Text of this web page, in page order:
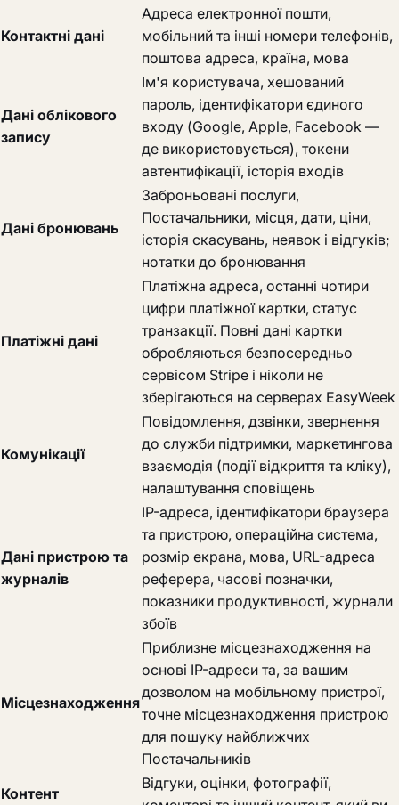
Контактні дані
Адреса електронної пошти,
мобільний та інші номери телефонів,
поштова адреса, країна, мова
Дані облікового
запису
Ім'я користувача, хешований
пароль, ідентифікатори єдиного
входу (Google, Apple, Facebook —
де використовується), токени
автентифікації, історія входів
Дані бронювань
Заброньовані послуги,
Постачальники, місця, дати, ціни,
історія скасувань, неявок і відгуків;
нотатки до бронювання
Платіжні дані
Платіжна адреса, останні чотири
цифри платіжної картки, статус
транзакції. Повні дані картки
обробляються безпосередньо
сервісом Stripe і ніколи не
зберігаються на серверах EasyWeek
Комунікації
Повідомлення, дзвінки, звернення
до служби підтримки, маркетингова
взаємодія (події відкриття та кліку),
налаштування сповіщень
Дані пристрою та
журналів
IP-адреса, ідентифікатори браузера
та пристрою, операційна система,
розмір екрана, мова, URL-адреса
реферера, часові позначки,
показники продуктивності, журнали
збоїв
Місцезнаходження
Приблизне місцезнаходження на
основі IP-адреси та, за вашим
дозволом на мобільному пристрої,
точне місцезнаходження пристрою
для пошуку найближчих
Постачальників
Контент
Відгуки, оцінки, фотографії,